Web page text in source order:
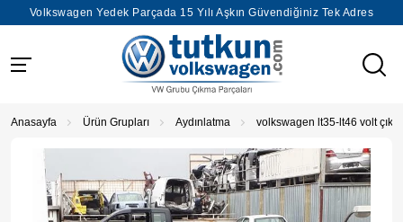
Volkswagen Yedek Parçada 15 Yılı Aşkın Güvendiğiniz Tek Adres
Anasayfa Ürün Grupları Aydınlatma volkswagen lt35-lt46 volt